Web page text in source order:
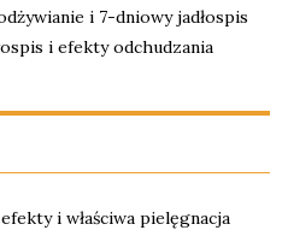
i 7-dniowy jadłospis
i efekty odchudzania
i właściwa pielęgnacja